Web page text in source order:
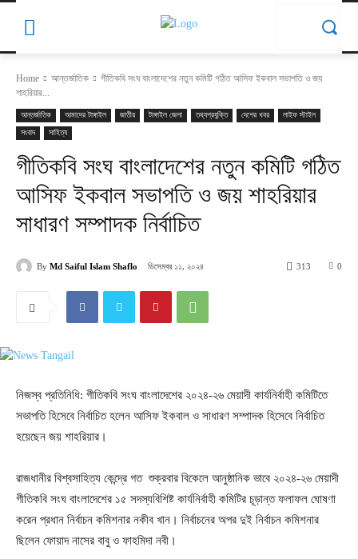
Home আন্তর্জাতিক
গীতিকবি সংঘ বাংলাদেশের নতুন কমিটি গঠিত আসিফ ইকবাল সভাপতি ও জয়
শাহরিয়ার...
আন্তর্জাতিক আমাদের টাঙ্গাইল জাতীয় টাঙ্গাইল জেলা তথ্যপ্রযুক্তি দেশের খবর
লাইফ স্টাইল
সংবাদ
সাহিত্য
গীতিকবি সংঘ বাংলাদেশের নতুন কমিটি গঠিত
আসিফ ইকবাল সভাপতি ও জয় শাহরিয়ার
সাধারণ সম্পাদক নির্বাচিত
By Md Saiful Islam Shaflo ডিসেম্বর ১১, ২০২৪ 0
313
নিজস্ব প্রতিনিধি: গীতিকবি সংঘ বাংলাদেশের ২০২৪-২৬ মেয়াদী কার্যনির্বাহী কমিটিতে
সভাপতি হিসেবে নির্বাচিত হলেন আসিফ ইকবাল ও সাধারণ সম্পাদক হিসেবে নির্বাচিত
হয়েছেন জয় শাহরিয়ার।
রাজধানীর বিশ্বসাহিত্য কেন্দ্রে গত শুক্রবার বিকেলে আনুষ্ঠানিক ভাবে ২০২৪-২৬ মেয়াদী
গীতিকবি সংঘ বাংলাদেশের ১৫ সদস্যবিশিষ্ট কার্যনির্বাহী কমিটির চূড়ান্ত ফলাফল ঘোষণা
করেন প্রধান নির্বাচন কমিশনার নকীব খান। নির্বাচনের অপর দুই নির্বাচন কমিশনার
ছিলেন ফোয়াদ নাসের বাবু ও ফাহমিদা নবী।